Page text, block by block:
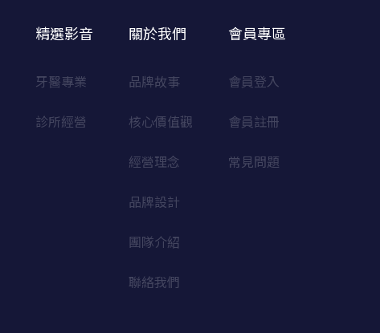
精選影音
牙醫專業
診所經營
關於我們
品牌故事
核心價值觀
經營理念
品牌設計
團隊介紹
聯絡我們
會員專區
會員登入
會員註冊
常見問題